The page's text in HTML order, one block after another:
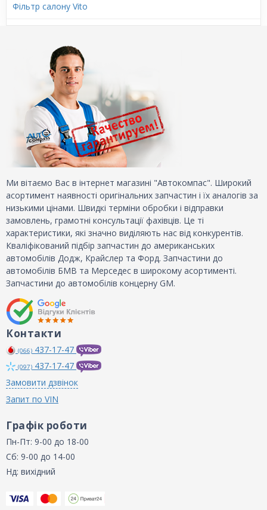
Фільтр салону Vito
Ми вітаємо Вас в інтернет магазині "Автокомпас". Широкий
асортимент наявності оригінальних запчастин і їх аналогів за
низькими цінами. Швидкі терміни обробки і відправки
замовлень, грамотні консультації фахівців. Це ті
характеристики, які значно виділяють нас від конкурентів.
Кваліфікований підбір запчастин до американських
автомобілів Додж, Крайслер та Форд. Запчастини до
автомобілів БМВ та Мерседес в широкому асортименті.
Запчастини до автомобілів концерну GM.
Контакти
(066) 437-17-47
(097) 437-17-47
Замовити дзвінок
Запит по VIN
Графік роботи
Пн-Пт: 9-00 до 18-00
Сб: 9-00 до 14-00
Нд: вихідний